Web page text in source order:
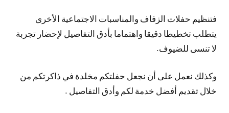
فتنظيم حفلات الزفاف والمناسبات الاجتماعية الأخرى
يتطلب تخطيطا دقيقا واهتماما بأدق التفاصيل لإحضار تجربة
لا تنسى للضيوف.
وكذلك نعمل على أن نجعل حفلتكم مخلدة في ذاكرتكم من
خلال تقديم أفضل خدمة لكم وأدق التفاصيل .